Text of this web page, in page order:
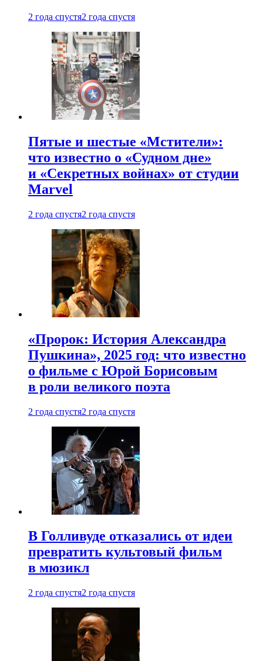
2 года спустя2 года спустя
Пятые и шестые «Мстители»:
что известно о «Судном дне»
и «Секретных войнах» от студии
Marvel
2 года спустя2 года спустя
«Пророк: История Александра
Пушкина», 2025 год: что известно
о фильме с Юрой Борисовым
в роли великого поэта
2 года спустя2 года спустя
В Голливуде отказались от идеи
превратить культовый фильм
в мюзикл
2 года спустя2 года спустя